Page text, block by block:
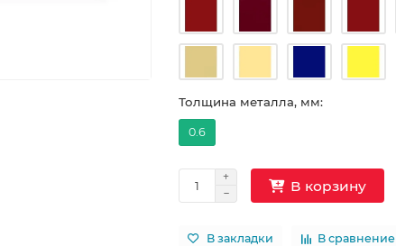
Толщина металла, мм:
0.6
В корзину
В закладки В сравнение